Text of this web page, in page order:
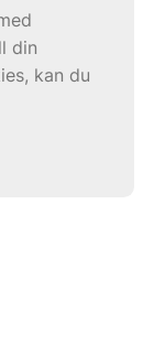
din
kan du